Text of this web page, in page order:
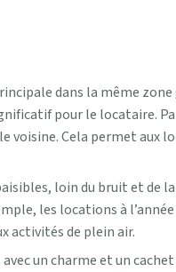
dans la même
pour le locataire.
voisine. Cela permet aux
loin du bruit et de
les locations à
activités de plein air.
un charme et un